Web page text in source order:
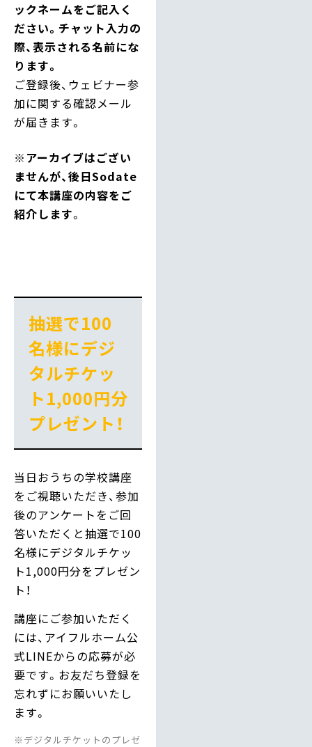
ックネームをご記入く
ださい。チャット入力の
際、表示される名前にな
ります。
ご登録後、ウェビナー参
加に関する確認メール
が届きます。
※アーカイブはござい
ませんが、後日Sodate
にて本講座の内容をご
紹介します。
抽選で100
名様にデジ
タルチケッ
ト1,000円分
プレゼント！
当日おうちの学校講座
をご視聴いただき、参加
後のアンケートをご回
答いただくと抽選で100
名様にデジタルチケッ
ト1,000円分をプレゼン
ト！
講座にご参加いただく
には、アイフルホーム公
式LINEからの応募が必
要です。お友だち登録を
忘れずにお願いいたし
ます。
※デジタルチケットのプレゼ